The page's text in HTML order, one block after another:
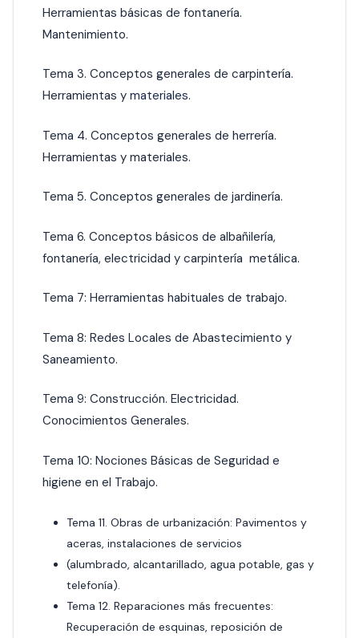
Herramientas básicas de fontanería.
Mantenimiento.
Tema 3. Conceptos generales de carpintería.
Herramientas y materiales.
Tema 4. Conceptos generales de herrería.
Herramientas y materiales.
Tema 5. Conceptos generales de jardinería.
Tema 6. Conceptos básicos de albañilería,
fontanería, electricidad y carpintería metálica.
Tema 7: Herramientas habituales de trabajo.
Tema 8: Redes Locales de Abastecimiento y
Saneamiento.
Tema 9: Construcción. Electricidad.
Conocimientos Generales.
Tema 10: Nociones Básicas de Seguridad e
higiene en el Trabajo.
Tema 11. Obras de urbanización: Pavimentos y
aceras, instalaciones de servicios
(alumbrado, alcantarillado, agua potable, gas y
telefonía).
Tema 12. Reparaciones más frecuentes:
Recuperación de esquinas, reposición de